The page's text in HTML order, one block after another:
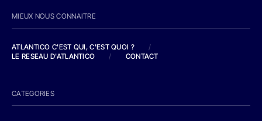
MIEUX NOUS CONNAITRE
ATLANTICO C'EST QUI, C'EST QUOI ?
/
LE RESEAU D'ATLANTICO
/ CONTACT
CATEGORIES